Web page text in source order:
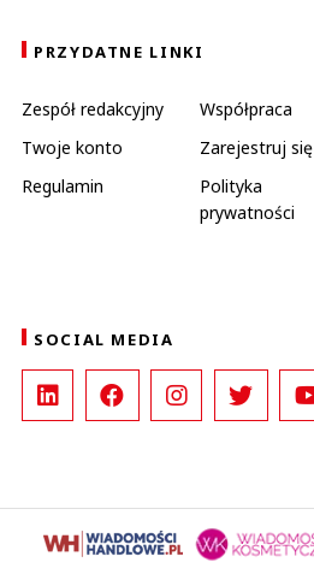
PRZYDATNE LINKI
Zespół redakcyjny Współpraca
Twoje konto
Zarejestruj się
Regulamin
Polityka
prywatności
SOCIAL MEDIA